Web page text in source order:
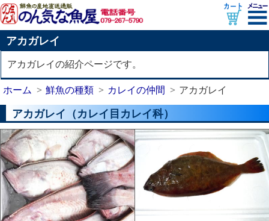
アカガレイ
アカガレイの紹介ページです。
ホーム 鮮魚の種類 カレイの仲間 アカガレイ
アカガレイ（カレイ目カレイ科）